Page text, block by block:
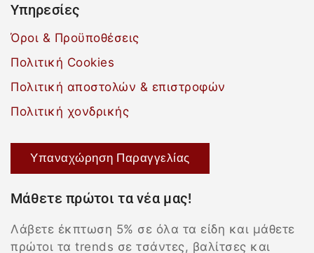
Υπηρεσίες
Όροι & Προϋποθέσεις
Πολιτική Cookies
Πολιτική αποστολών & επιστροφών
Πολιτική χονδρικής
Υπαναχώρηση Παραγγελίας
Μάθετε πρώτοι τα νέα μας!
Λάβετε έκπτωση 5% σε όλα τα είδη και μάθετε
πρώτοι τα trends σε τσάντες, βαλίτσες και